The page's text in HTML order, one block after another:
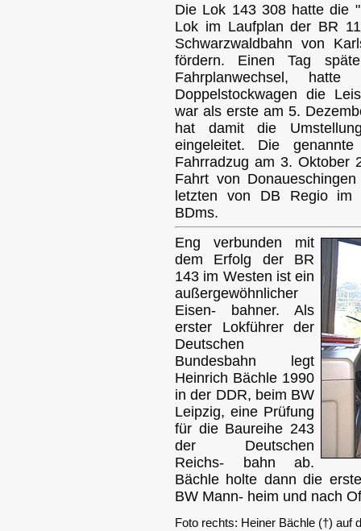
Die Lok 143 308 hatte die
Lok im Laufplan der BR
Schwarzwaldbahn von
fördern. Einen Tag
Fahrplanwechsel,
Doppelstockwagen die
war als erste am 5.
hat damit die
eingeleitet. Die
Fahrradzug am 3. Oktober
Fahrt von
letzten von DB Regio im
BDms.
Eng verbunden mit
dem Erfolg der BR
143 im Westen ist ein
außergewöhnlicher
Eisen- bahner. Als
erster Lokführer der
Deutschen
Bundesbahn legt
Heinrich Bächle 1990
in der DDR, beim BW
Leipzig, eine Prüfung
für die Baureihe 243
der Deutschen
Reichs- bahn ab.
Bächle holte dann die
BW Mann- heim und nach
Foto rechts: Heiner Bächle (†) auf